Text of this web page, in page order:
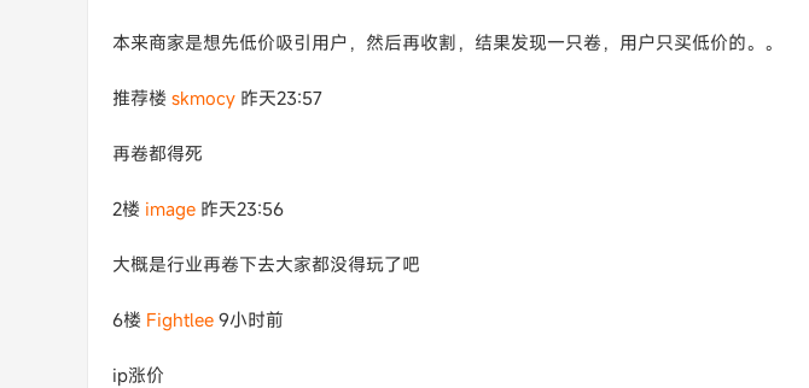
本来商家是想先低价吸引用户，然后再收割，结果发现一只卷，用户只买低价的。。
推荐楼 skmocy 昨天23:57
再卷都得死
2楼 image 昨天23:56
大概是行业再卷下去大家都没得玩了吧
6楼 Fightlee 9小时前
ip涨价